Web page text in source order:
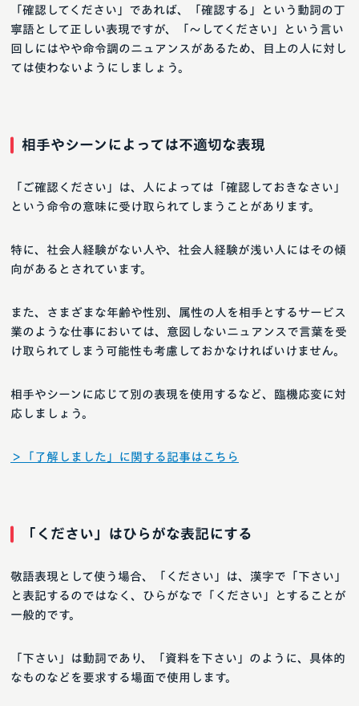
「確認してください」であれば、「確認する」という動詞の丁
寧語として正しい表現ですが、「～してください」という言い
回しにはやや命令調のニュアンスがあるため、目上の人に対し
ては使わないようにしましょう。
相手やシーンによっては不適切な表現
「ご確認ください」は、人によっては「確認しておきなさい」
という命令の意味に受け取られてしまうことがあります。
特に、社会人経験がない人や、社会人経験が浅い人にはその傾
向があるとされています。
また、さまざまな年齢や性別、属性の人を相手とするサービス
業のような仕事においては、意図しないニュアンスで言葉を受
け取られてしまう可能性も考慮しておかなければいけません。
相手やシーンに応じて別の表現を使用するなど、臨機応変に対
応しましょう。
＞「了解しました」に関する記事はこちら
「ください」はひらがな表記にする
敬語表現として使う場合、「ください」は、漢字で「下さい」
と表記するのではなく、ひらがなで「ください」とすることが
一般的です。
「下さい」は動詞であり、「資料を下さい」のように、具体的
なものなどを要求する場面で使用します。